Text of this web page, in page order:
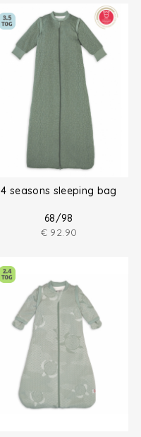
4 seasons sleeping bag
68/98
€ 92.90